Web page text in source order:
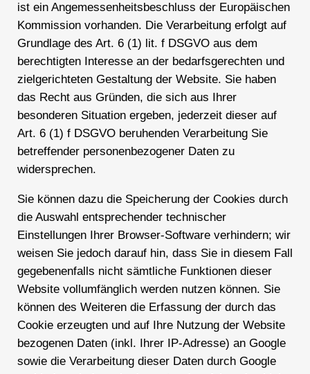
ist ein Angemessenheitsbeschluss der Europäischen
Kommission vorhanden. Die Verarbeitung erfolgt auf
Grundlage des Art. 6 (1) lit. f DSGVO aus dem
berechtigten Interesse an der bedarfsgerechten und
zielgerichteten Gestaltung der Website. Sie haben
das Recht aus Gründen, die sich aus Ihrer
besonderen Situation ergeben, jederzeit dieser auf
Art. 6 (1) f DSGVO beruhenden Verarbeitung Sie
betreffender personenbezogener Daten zu
widersprechen.
Sie können dazu die Speicherung der Cookies durch
die Auswahl entsprechender technischer
Einstellungen Ihrer Browser-Software verhindern; wir
weisen Sie jedoch darauf hin, dass Sie in diesem Fall
gegebenenfalls nicht sämtliche Funktionen dieser
Website vollumfänglich werden nutzen können. Sie
können des Weiteren die Erfassung der durch das
Cookie erzeugten und auf Ihre Nutzung der Website
bezogenen Daten (inkl. Ihrer IP-Adresse) an Google
sowie die Verarbeitung dieser Daten durch Google